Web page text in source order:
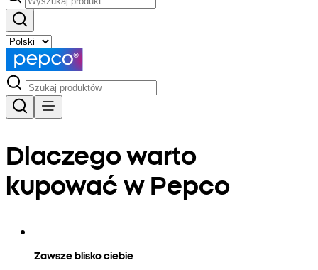
Dlaczego warto
kupować w Pepco
Zawsze blisko ciebie